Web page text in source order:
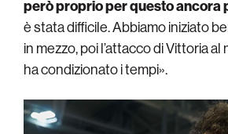
però proprio per questo ancora
è stata difficile. Abbiamo iniziato
in mezzo, poi l’attacco di Vittoria
ha condizionato i tempi».